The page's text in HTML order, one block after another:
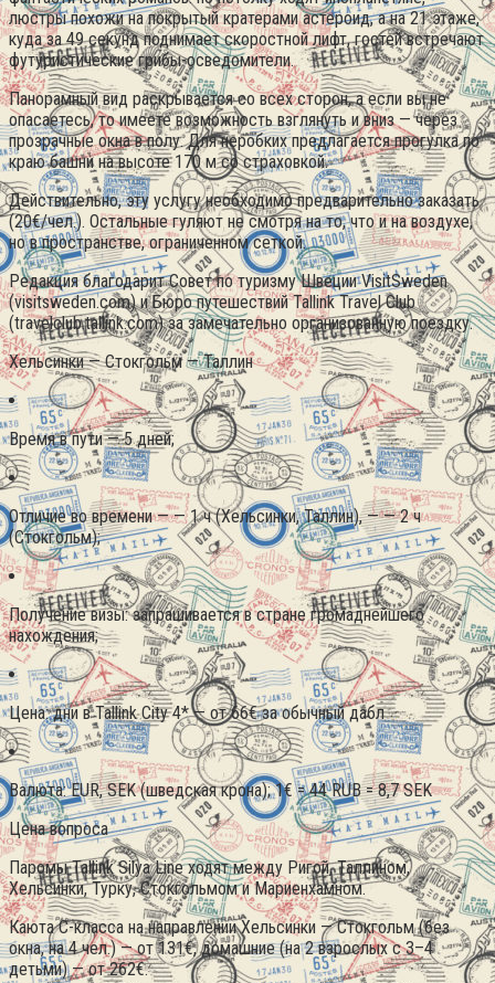
люстры похожи на покрытый кратерами астероид, а на 21 этаже,
куда за 49 секунд поднимает скоростной лифт, гостей встречают
футуристические грибы-осведомители.
Панорамный вид раскрывается со всех сторон, а если вы не
опасаетесь, то имеете возможность взглянуть и вниз — через
прозрачные окна в полу. Для неробких предлагается прогулка по
краю башни на высоте 170 м со страховкой.
Действительно, эту услугу необходимо предварительно заказать
(20€/чел.). Остальные гуляют не смотря на то, что и на воздухе,
но в пространстве, ограниченном сеткой.
Редакция благодарит Совет по туризму Швеции VisitSweden
(visitsweden.com) и Бюро путешествий Tallink Travel Club
(travelclub.tallink.com) за замечательно организованную поездку.
Хельсинки — Стокгольм — Таллин
Время в пути — 5 дней;
Отличие во времени — — 1 ч (Хельсинки, Таллин), — — 2 ч
(Стокгольм);
Получение визы: запрашивается в стране громаднейшего
нахождения;
Цена: дни в Tallink City 4* — от 66€ за обычный дабл
Валюта: EUR, SEK (шведская крона); 1€ = 44 RUB = 8,7 SEK
Цена вопроса
Паромы Tallink Silya Line ходят между Ригой, Таллином,
Хельсинки, Турку, Стокгольмом и Мариенхамном.
Каюта С-класса на направлении Хельсинки — Стокгольм (без
окна, на 4 чел.) — от 131€, домашние (на 2 взрослых с 3–4
детьми) — от 262€.